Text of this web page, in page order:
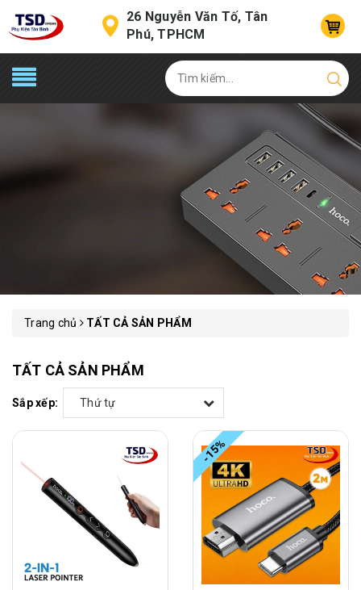
26 Nguyễn Văn Tố, Tân
Phú, TPHCM
Trang chủ TẤT CẢ SẢN PHẨM
TẤT CẢ SẢN PHẨM
Sắp xếp: Thứ tự
-15%